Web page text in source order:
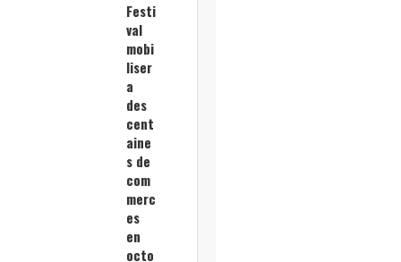
Festi
val
mobi
liser
a
des
cent
aine
s de
com
merc
es
en
octo